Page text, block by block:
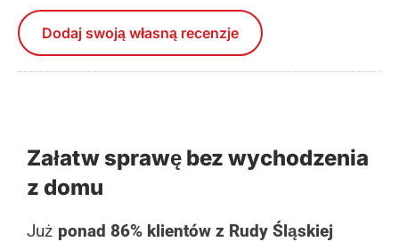
Dodaj swoją własną recenzje
Załatw sprawę bez wychodzenia
z domu
Już ponad 86% klientów z Rudy Śląskiej